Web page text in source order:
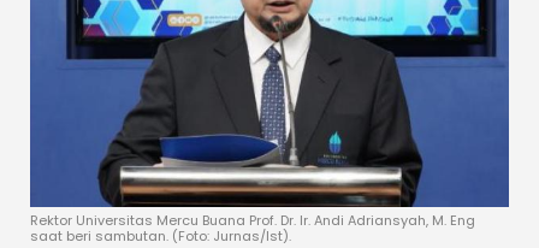
Rektor Universitas Mercu Buana Prof. Dr. Ir. Andi Adriansyah, M. Eng
saat beri sambutan. (Foto: Jurnas/Ist).